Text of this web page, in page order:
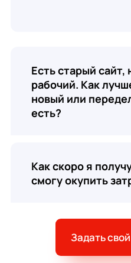
Есть старый сайт,
рабочий. Как
новый или
есть?
Как скоро я
смогу окупить
Задать